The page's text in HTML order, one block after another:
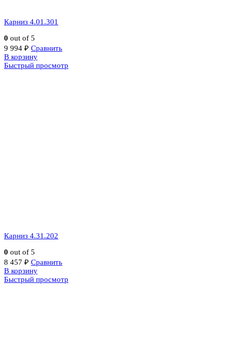
Карниз 4.01.301
0 out of 5
9 994 ₽ Сравнить
В корзину
Быстрый просмотр
Карниз 4.31.202
0 out of 5
8 457 ₽ Сравнить
В корзину
Быстрый просмотр